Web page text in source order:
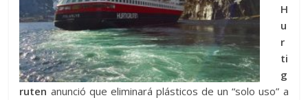
H
u
r
ti
g
ruten anunció que eliminará plásticos de un “solo uso” a